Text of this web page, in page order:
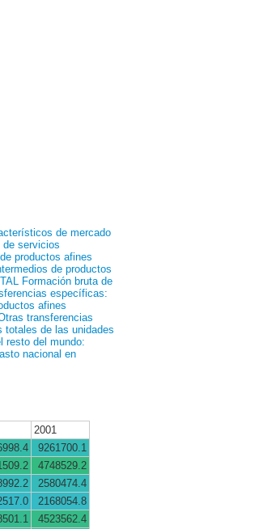
de mercado
de servicios
productos afines
de productos
Formación bruta de
específicas:
afines
transferencias
totales de las unidades
resto del mundo:
nacional en
2001
9261700.1
4748529.2
2580474.4
2168054.8
4523562.4